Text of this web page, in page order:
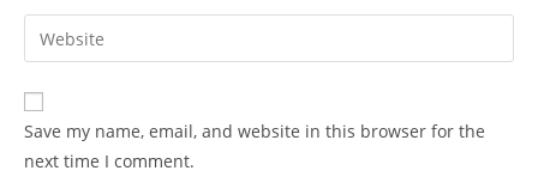
comment
email
address
comment
Enter
your
website
URL
(optional)
Save my name, email, and website in this browser for the
next time I comment.